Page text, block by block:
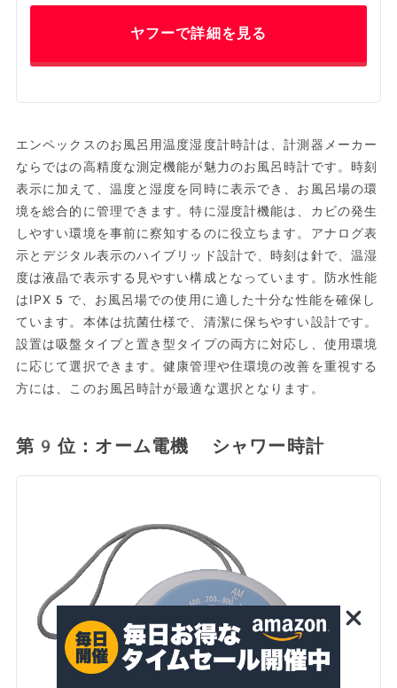
ヤフーで詳細を見る
エンペックスのお風呂用温度湿度計時計は、計測器メーカー
ならではの高精度な測定機能が魅力のお風呂時計です。時刻
表示に加えて、温度と湿度を同時に表示でき、お風呂場の環
境を総合的に管理できます。特に湿度計機能は、カビの発生
しやすい環境を事前に察知するのに役立ちます。アナログ表
示とデジタル表示のハイブリッド設計で、時刻は針で、温湿
度は液晶で表示する見やすい構成となっています。防水性能
はIPX5で、お風呂場での使用に適した十分な性能を確保し
ています。本体は抗菌仕様で、清潔に保ちやすい設計です。
設置は吸盤タイプと置き型タイプの両方に対応し、使用環境
に応じて選択できます。健康管理や住環境の改善を重視する
方には、このお風呂時計が最適な選択となります。
第9位：オーム電機 シャワー時計